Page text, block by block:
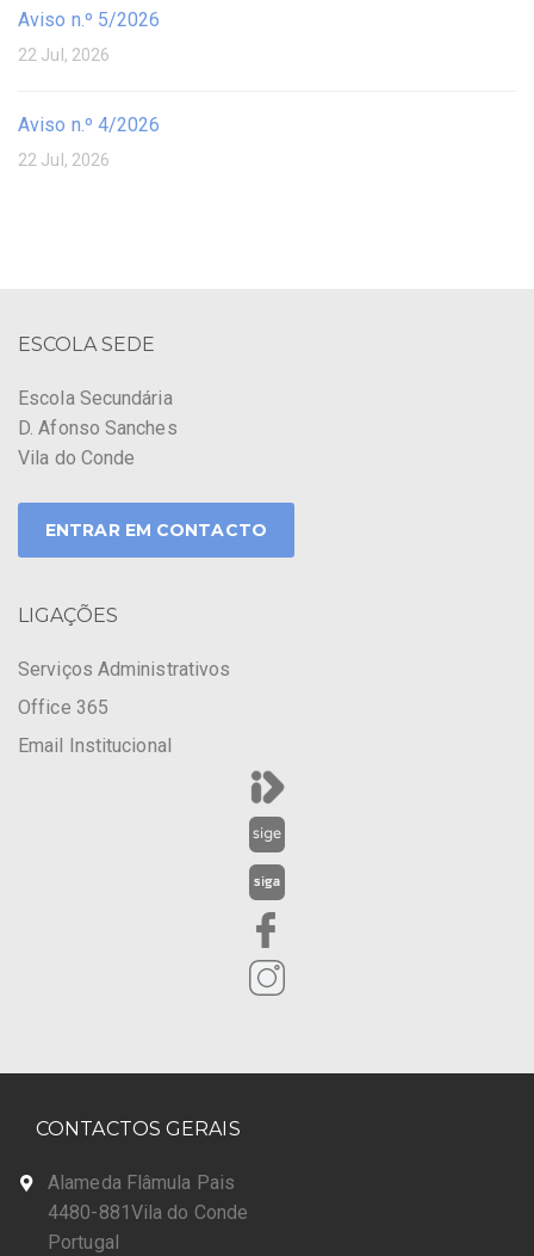
Aviso n.º 5/2026
22 Jul, 2026
Aviso n.º 4/2026
22 Jul, 2026
ESCOLA SEDE
Escola Secundária
D. Afonso Sanches
Vila do Conde
ENTRAR EM CONTACTO
LIGAÇÕES
Serviços Administrativos
Office 365
Email Institucional
CONTACTOS GERAIS
Alameda Flâmula Pais
4480-881Vila do Conde
Portugal